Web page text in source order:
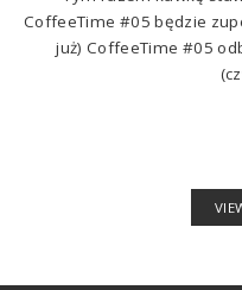
CoffeeTime #05 będzie
już) CoffeeTime #05